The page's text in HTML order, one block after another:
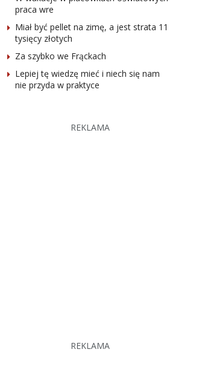
praca wre
Miał być pellet na zimę, a jest strata 11
tysięcy złotych
Za szybko we Frąckach
Lepiej tę wiedzę mieć i niech się nam
nie przyda w praktyce
REKLAMA
REKLAMA